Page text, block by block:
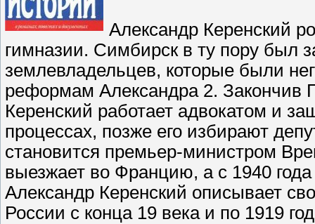
Александр Керенский
гимназии. Симбирск в ту пору был
землевладельцев, которые были
реформам Александра 2. Закончив
Керенский работает адвокатом и
процессах, позже его избирают
становится премьер-министром
выезжает во Францию, а с 1940
Александр Керенский описывает
России с конца 19 века и по 1919